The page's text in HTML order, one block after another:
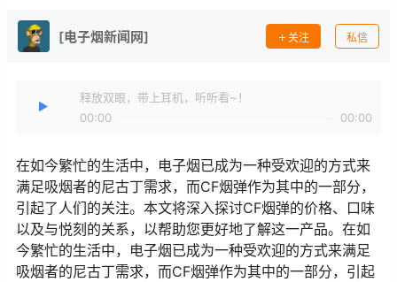
[电子烟新闻网] 关注 私信
释放双眼，带上耳机，听听看~！
00:00
00:00
在如今繁忙的生活中，电子烟已成为一种受欢迎的方式来
满足吸烟者的尼古丁需求，而CF烟弹作为其中的一部分，
引起了人们的关注。本文将深入探讨CF烟弹的价格、口味
以及与悦刻的关系，以帮助您更好地了解这一产品。在如
今繁忙的生活中，电子烟已成为一种受欢迎的方式来满足
吸烟者的尼古丁需求，而CF烟弹作为其中的一部分，引起